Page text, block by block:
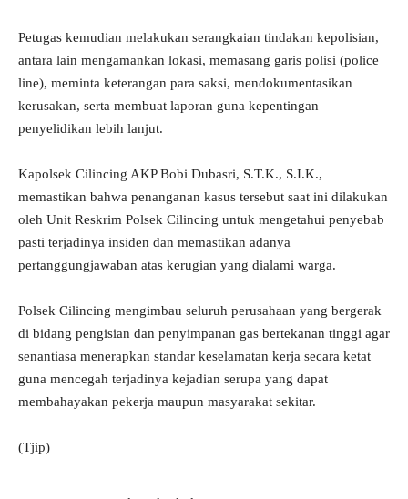
Petugas kemudian melakukan serangkaian tindakan kepolisian,
antara lain mengamankan lokasi, memasang garis polisi (police
line), meminta keterangan para saksi, mendokumentasikan
kerusakan, serta membuat laporan guna kepentingan
penyelidikan lebih lanjut.
Kapolsek Cilincing AKP Bobi Dubasri, S.T.K., S.I.K.,
memastikan bahwa penanganan kasus tersebut saat ini dilakukan
oleh Unit Reskrim Polsek Cilincing untuk mengetahui penyebab
pasti terjadinya insiden dan memastikan adanya
pertanggungjawaban atas kerugian yang dialami warga.
Polsek Cilincing mengimbau seluruh perusahaan yang bergerak
di bidang pengisian dan penyimpanan gas bertekanan tinggi agar
senantiasa menerapkan standar keselamatan kerja secara ketat
guna mencegah terjadinya kejadian serupa yang dapat
membahayakan pekerja maupun masyarakat sekitar.
(Tjip)